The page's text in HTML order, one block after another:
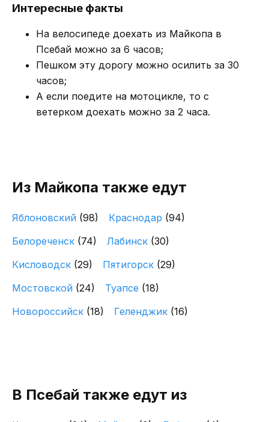
Интересные факты
На велосипеде доехать из Майкопа в
Псебай можно за 6 часов;
Пешком эту дорогу можно осилить за 30
часов;
А если поедите на мотоцикле, то с
ветерком доехать можно за 2 часа.
Из Майкопа также едут
Яблоновский (98) Краснодар (94)
Белореченск (74) Лабинск (30)
Кисловодск (29) Пятигорск (29)
Мостовской (24) Туапсе (18)
Новороссийск (18) Геленджик (16)
В Псебай также едут из